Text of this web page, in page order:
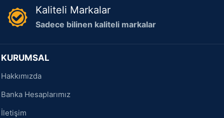
Kaliteli Markalar
Sadece bilinen kaliteli markalar
KURUMSAL
Hakkımızda
Banka Hesaplarımız
İletişim